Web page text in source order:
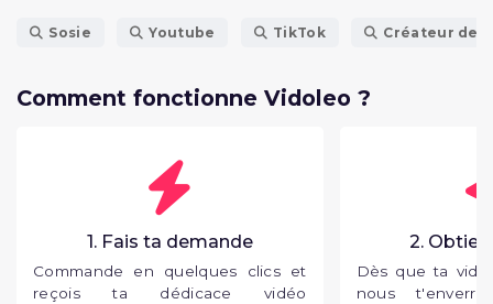
Sosie Youtube TikTok Créateur de
Comment fonctionne Vidoleo ?
1. Fais ta demande
Commande en quelques clics et
reçois ta dédicace vidéo
2.
Dès que ta
nous